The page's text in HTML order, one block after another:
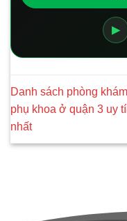
▶
Danh sách phòng
phụ khoa ở quận 3 uy
nhất